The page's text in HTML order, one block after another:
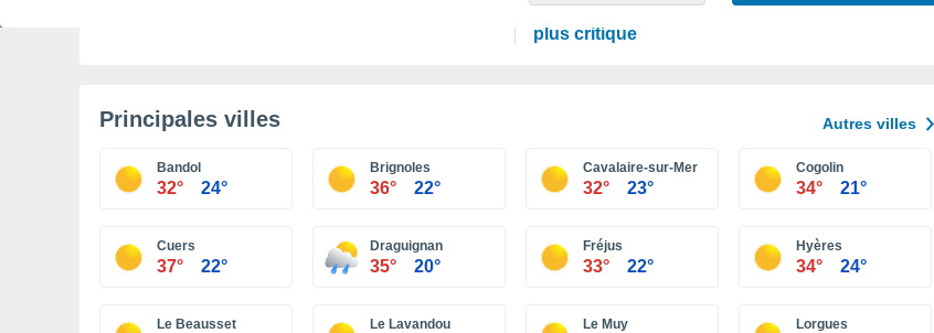
d'eau sont à sec, la situation devient de plus en
plus critique
Principales villes Autres villes
Bandol
32° 24°
Brignoles
36° 22°
Cavalaire-sur-Mer
32° 23°
Cogolin
34° 21°
Cuers
37° 22°
Draguignan
35° 20°
Fréjus
33° 22°
Hyères
34° 24°
Le Beausset Le Lavandou Le Muy Lorgues